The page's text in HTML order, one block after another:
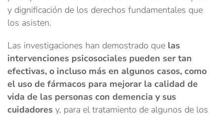
y dignificación de los derechos fundamentales que
los asisten.
Las investigaciones han demostrado que las
intervenciones psicosociales pueden ser tan
efectivas, o incluso más en algunos casos, como
el uso de fármacos para mejorar la calidad de
vida de las personas con demencia y sus
cuidadores y, para el tratamiento de algunos de los